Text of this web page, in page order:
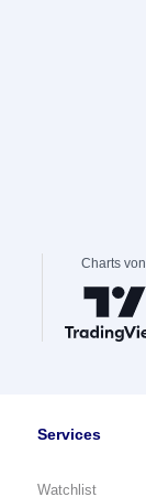
Charts von
Services
Watchlist